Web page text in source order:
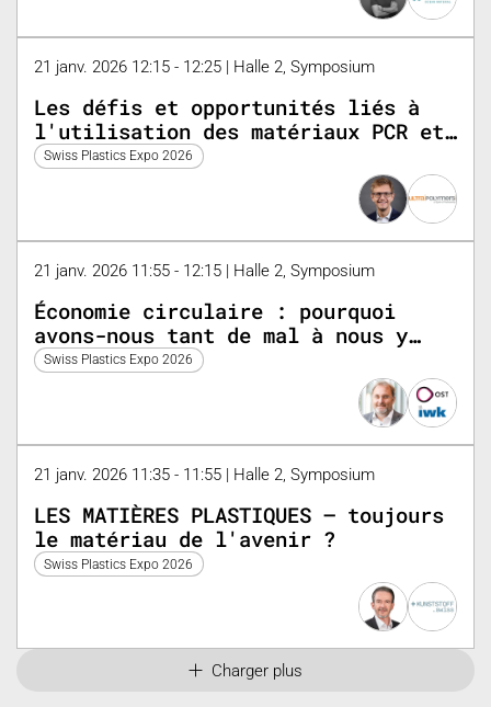
21 janv. 2026 12:15 - 12:25 | Halle 2, Symposium
Les défis et opportunités liés à
l'utilisation des matériaux PCR et
PIR
Swiss Plastics Expo 2026
21 janv. 2026 11:55 - 12:15 | Halle 2, Symposium
Économie circulaire : pourquoi
avons-nous tant de mal à nous y
mettre ?
Swiss Plastics Expo 2026
21 janv. 2026 11:35 - 11:55 | Halle 2, Symposium
LES MATIÈRES PLASTIQUES – toujours
le matériau de l'avenir ?
Swiss Plastics Expo 2026
Charger plus